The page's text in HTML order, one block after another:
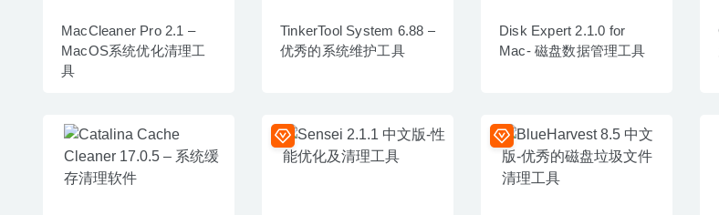
MacCleaner Pro 2.1 –
MacOS系统优化清理工
具
TinkerTool System 6.88 –
优秀的系统维护工具
Disk Expert 2.1.0 for
Mac- 磁盘数据管理工具